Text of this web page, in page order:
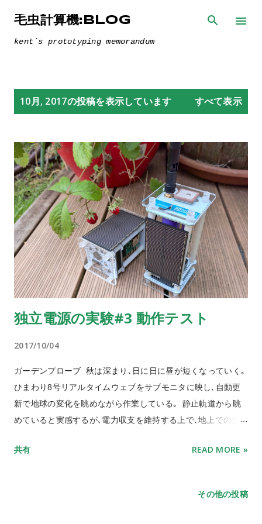
スキップしてメイン コンテンツに移動
毛虫計算機:BLOG
kent`s prototyping memorandum
10月, 2017の投稿を表示しています すべて表示
独立電源の実験#3 動作テスト
2017/10/04
ガーデンプローブ 秋は深まり､日に日に昼が短くなっていく｡
ひまわり8号リアルタイムウェブをサブモニタに映し､自動更
新で地球の変化を眺めながら作業している｡ 静止軌道から眺
めていると実感するが､電力収支を維持する上で､地上での太
至に向かってまた地球の影が傾いていく様子が見えるだろう｡
た･･･｡ 地上での平均的な発電量は､地球の公転軌道上の1割ち
共有 READ MORE »
その他の投稿